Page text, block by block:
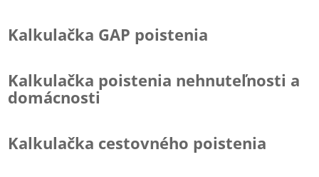
Kalkulačka GAP poistenia
Kalkulačka poistenia nehnuteľnosti a
domácnosti
Kalkulačka cestovného poistenia